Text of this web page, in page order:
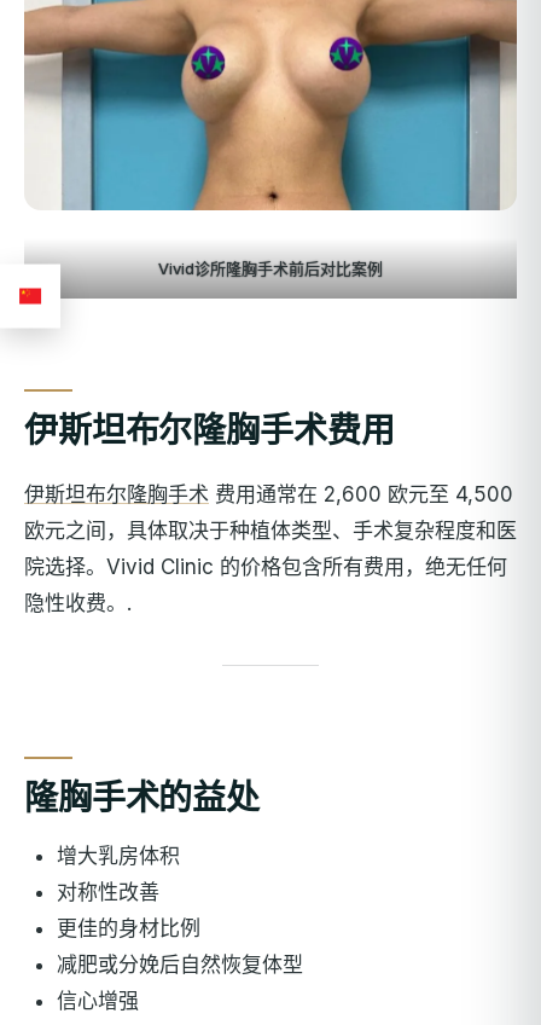
Vivid诊所隆胸手术前后对比案例
伊斯坦布尔隆胸手术费用
伊斯坦布尔隆胸手术 费用通常在 2,600 欧元至 4,500
欧元之间，具体取决于种植体类型、手术复杂程度和医
院选择。Vivid Clinic 的价格包含所有费用，绝无任何
隐性收费。.
隆胸手术的益处
增大乳房体积
对称性改善
更佳的身材比例
减肥或分娩后自然恢复体型
信心增强